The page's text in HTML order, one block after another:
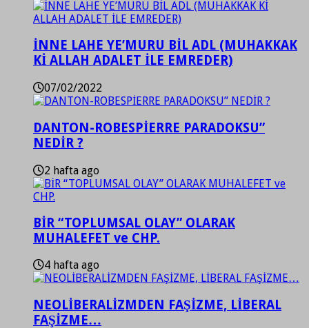
İNNE LAHE YE’MURU BİL ADL (MUHAKKAK
Kİ ALLAH ADALET İLE EMREDER)
07/02/2022
DANTON-ROBESPİERRE PARADOKSU”
NEDİR ?
2 hafta ago
BİR “TOPLUMSAL OLAY” OLARAK
MUHALEFET ve CHP.
4 hafta ago
NEOLİBERALİZMDEN FAŞİZME, LİBERAL
FAŞİZME…